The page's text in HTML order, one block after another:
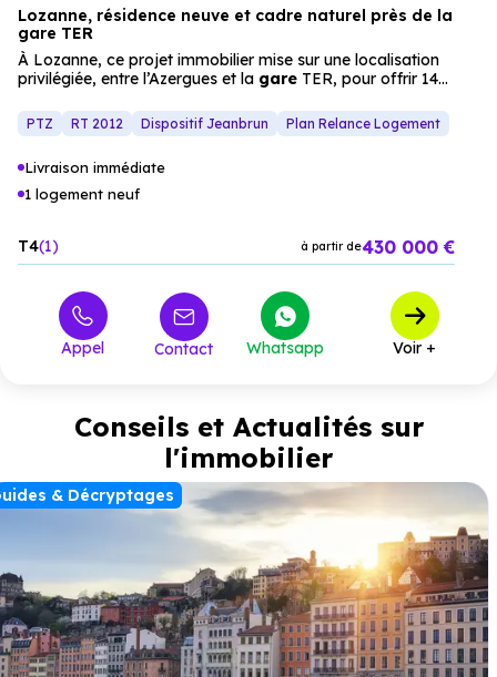
Lozanne, résidence neuve et cadre naturel près de la
gare TER
À Lozanne, ce projet immobilier mise sur une localisation
privilégiée, entre l’Azergues et la gare TER, pour offrir 14
sérénité. Les intérieurs, lumineux et bien agencés, s’étendent
vers des espaces extérieurs (balcons, terrasses, jardins),
résidence sécurisée) assurent un confort intérieur optimal. Le
parking extérieur ou en sous-sol facilite le stationnement,
PTZ RT 2012 Dispositif Jeanbrun Plan Relance Logement
Livraison immédiate
1 logement neuf
T4 1 à partir de430 000 €
Appel Contact Whatsapp Voir +
Conseils et Actualités sur
l'immobilier
& Décryptages